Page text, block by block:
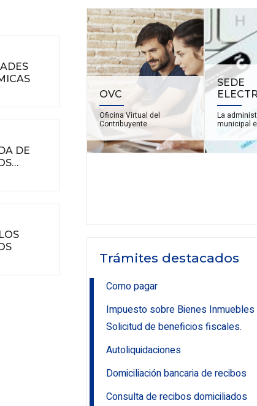
DE
OVC
Oficina Virtual del
Contribuyente
SEDE
La
municipal
Trámites destacados
Como pagar
Impuesto sobre Bienes Inmuebles
Solicitud de beneficios fiscales.
Autoliquidaciones
Domiciliación bancaria de recibos
Consulta de recibos domiciliados